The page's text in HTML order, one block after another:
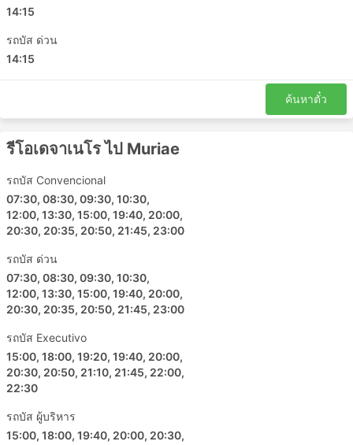
ด้วยหากคุณเดินทางในช่วงเวลาเร่งด่วน โดยเฉพาะอย่าง
รถประจำทางน่าจะเป็นวิธีการขนส่งที่ตารางเดินรถน้อย
กว่ารถไฟหรือเครื่องบิน ขึ้นอยู่กับสถานการณ์บนท้อง
ถนนเป็นอย่างมาก ซึ่งบางครั้งอาจคาดเดาไม่ได้ เช่น
อย่างยิ่งสำหรับการเดินทางในช่วงวันหยุดสุดสัปดาห์ ฤดู
เลี่ยงการวางแผนการเดินทางที่กระชั้นชิดมาก
การเดินทางในบางเส้นทางหรือช่วงยอดนิยมอาจต้องจอง
ล่วงหน้า โปรดทราบว่าเป็นไปไม่ได้เสมอไปที่คุณ
สามารถไปที่สถานีแล้วซื้อตั๋วรถเลย ตั๋วอาจขายหมดไป
แล้ว ดังนั้นควรจัดการเดินทางของคุณให้เหมาะสม
14:15
รถบัส ด่วน
14:15
ค้นหาตั๋ว
รีโอเดจาเนโร ไป Muriae
รถบัส Convencional
07:30, 08:30, 09:30, 10:30,
12:00, 13:30, 15:00, 19:40, 20:00,
20:30, 20:35, 20:50, 21:45, 23:00
รถบัส ด่วน
07:30, 08:30, 09:30, 10:30,
12:00, 13:30, 15:00, 19:40, 20:00,
20:30, 20:35, 20:50, 21:45, 23:00
รถบัส Executivo
15:00, 18:00, 19:20, 19:40, 20:00,
20:30, 20:50, 21:10, 21:45, 22:00,
22:30
รถบัส ผู้บริหาร
15:00, 18:00, 19:40, 20:00, 20:30,